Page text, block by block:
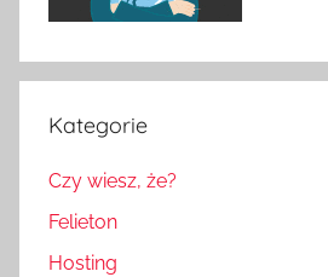
Kategorie
Czy wiesz, że?
Felieton
Hosting